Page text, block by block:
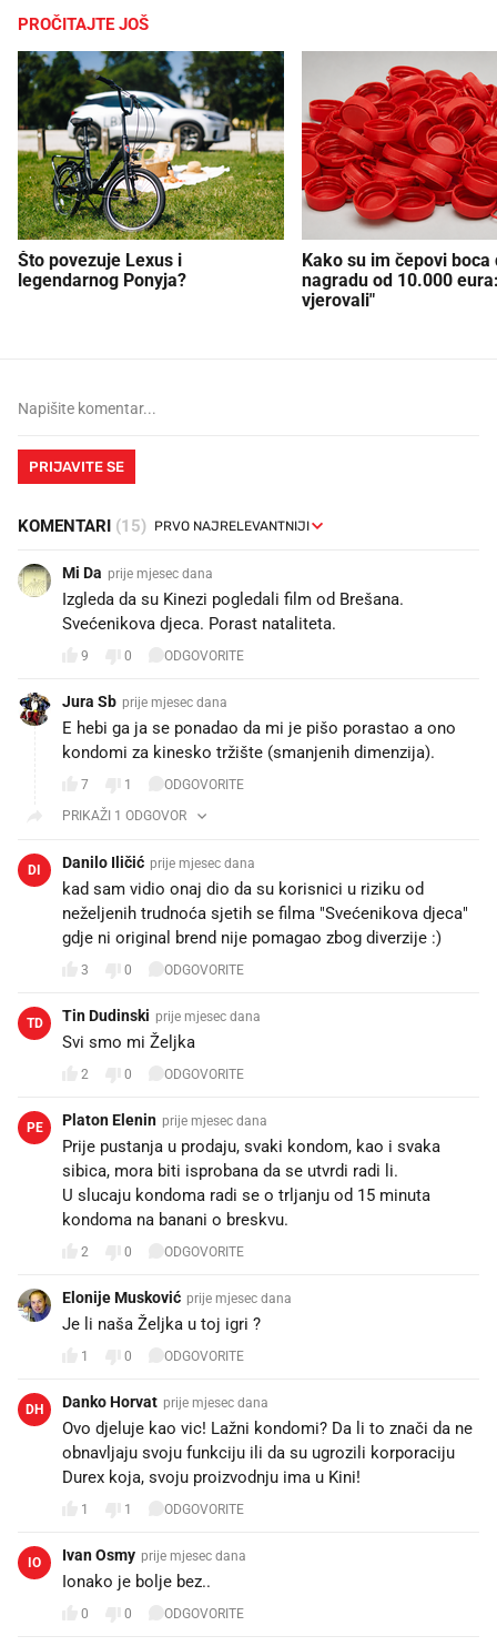
PROČITAJTE JOŠ
Što povezuje Lexus i
legendarnog Ponyja?
Kako su im čepovi boca
nagradu od 10.000
vjerovali"
PRIJAVITE SE
KOMENTARI (15)
Mi Da prije mjesec dana
Izgleda da su Kinezi pogledali film od Brešana.
Svećenikova djeca. Porast nataliteta.
9 0 ODGOVORITE
Jura Sb prije mjesec dana
E hebi ga ja se ponadao da mi je pišo porastao a ono
kondomi za kinesko tržište (smanjenih dimenzija).
7 1
ODGOVORITE
PRIKAŽI 1 ODGOVOR
DI Danilo Iličić prije mjesec dana
kad sam vidio onaj dio da su korisnici u riziku od
neželjenih trudnoća sjetih se filma "Svećenikova djeca"
gdje ni original brend nije pomagao zbog diverzije :)
3 0 ODGOVORITE
TD Tin Dudinski prije mjesec dana
Svi smo mi Željka 😁
2 0 ODGOVORITE
PE Platon Elenin prije mjesec dana
Prije pustanja u prodaju, svaki kondom, kao i svaka
sibica, mora biti isprobana da se utvrdi radi li.
U slucaju kondoma radi se o trljanju od 15 minuta
kondoma na banani o breskvu.
2 0 ODGOVORITE
Elonije Musković prije mjesec dana
Je li naša Željka u toj igri ?
1 0 ODGOVORITE
DH Danko Horvat prije mjesec dana
Ovo djeluje kao vic! Lažni kondomi? Da li to znači da ne
obnavljaju svoju funkciju ili da su ugrozili korporaciju
Durex koja, svoju proizvodnju ima u Kini!
1 1 ODGOVORITE
IO Ivan Osmy prije mjesec dana
Ionako je bolje bez..
0 0 ODGOVORITE